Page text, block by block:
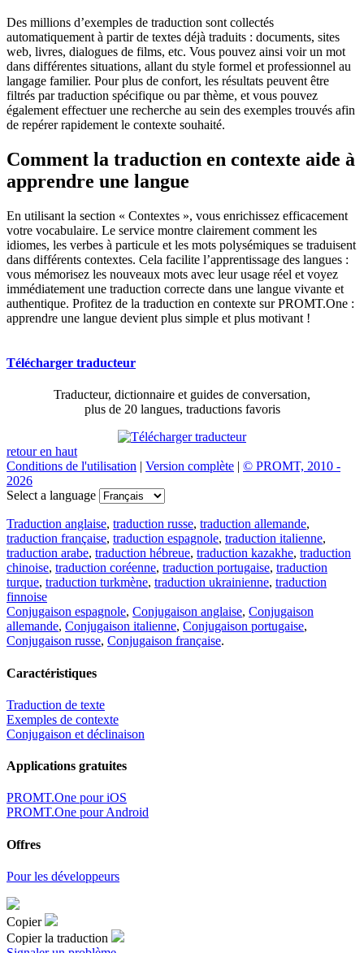
Des millions d’exemples de traduction sont collectés
automatiquement à partir de textes déjà traduits : documents, sites
web, livres, dialogues de films, etc. Vous pouvez ainsi voir un mot
dans différentes situations, allant du style formel et professionnel au
langage familier. Pour plus de confort, les résultats peuvent être
filtrés par traduction spécifique ou par thème, et vous pouvez
également effectuer une recherche au sein des exemples trouvés afin
de repérer rapidement le contexte souhaité.
Comment la traduction en contexte aide à
apprendre une langue
En utilisant la section « Contextes », vous enrichissez efficacement
votre vocabulaire. Le service montre clairement comment les
idiomes, les verbes à particule et les mots polysémiques se traduisent
dans différents contextes. Cela facilite l’apprentissage des langues :
vous mémorisez les nouveaux mots avec leur usage réel et voyez
immédiatement une traduction correcte dans une langue vivante et
authentique. Profitez de la traduction en contexte sur PROMT.One :
apprendre une langue devient plus simple et plus motivant !
Télécharger traducteur
Traducteur, dictionnaire et guides de conversation,
plus de 20 langues, traductions favoris
retour en haut
Conditions de l'utilisation | Version complète | © PROMT, 2010 -
2026
Select a language
Traduction anglaise, traduction russe, traduction allemande,
traduction française, traduction espagnole, traduction italienne,
traduction arabe, traduction hébreue, traduction kazakhe, traduction
chinoise, traduction coréenne, traduction portugaise, traduction
turque, traduction turkmène, traduction ukrainienne, traduction
finnoise
Conjugaison espagnole, Conjugaison anglaise, Conjugaison
allemande, Conjugaison italienne, Conjugaison portugaise,
Conjugaison russe, Conjugaison française.
Caractéristiques
Traduction de texte
Exemples de contexte
Conjugaison et déclinaison
Applications gratuites
PROMT.One pour iOS
PROMT.One pour Android
Offres
Pour les développeurs
Copier
Copier la traduction